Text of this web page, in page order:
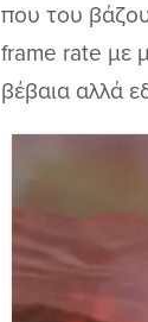
που του
frame rate με
βέβαια αλλά